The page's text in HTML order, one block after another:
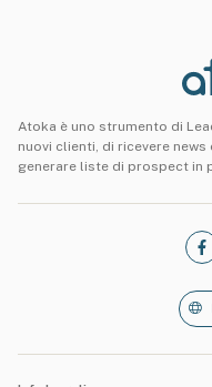
Atoka è uno strumento di
nuovi clienti, di ricevere
generare liste di prospect in